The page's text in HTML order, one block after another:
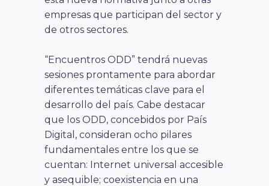
empresas que participan del sector y
de otros sectores.
“Encuentros ODD” tendrá nuevas
sesiones prontamente para abordar
diferentes temáticas clave para el
desarrollo del país. Cabe destacar
que los ODD, concebidos por País
Digital, consideran ocho pilares
fundamentales entre los que se
cuentan: Internet universal accesible
y asequible; coexistencia en una